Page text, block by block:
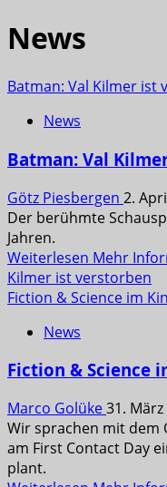
News
Batman: Val Kilmer ist
News
Batman: Val
Götz Piesbergen 2.
Der berühmte
Jahren.
Weiterlesen Mehr
Kilmer ist verstorben
Fiction & Science im
News
Fiction & Science
Marco Golüke31.
Wir sprachen mit dem
am First Contact Day
plant.